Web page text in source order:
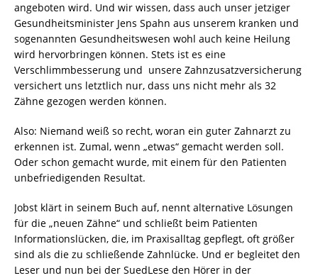
angeboten wird. Und wir wissen, dass auch unser jetziger
Gesundheitsminister Jens Spahn aus unserem kranken und
sogenannten Gesundheitswesen wohl auch keine Heilung
wird hervorbringen können. Stets ist es eine
Verschlimmbesserung und unsere Zahnzusatzversicherung
versichert uns letztlich nur, dass uns nicht mehr als 32
Zähne gezogen werden können.
Also: Niemand weiß so recht, woran ein guter Zahnarzt zu
erkennen ist. Zumal, wenn „etwas“ gemacht werden soll.
Oder schon gemacht wurde, mit einem für den Patienten
unbefriedigenden Resultat.
Jobst klärt in seinem Buch auf, nennt alternative Lösungen
für die „neuen Zähne“ und schließt beim Patienten
Informationslücken, die, im Praxisalltag gepflegt, oft größer
sind als die zu schließende Zahnlücke. Und er begleitet den
Leser und nun bei der SuedLese den Hörer in der